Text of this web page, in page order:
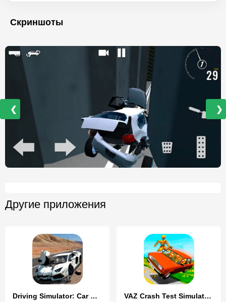
Скриншоты
❮ ❯
Другие приложения
Driving Simulator: Car Crash VAZ Crash Test Simulator 2